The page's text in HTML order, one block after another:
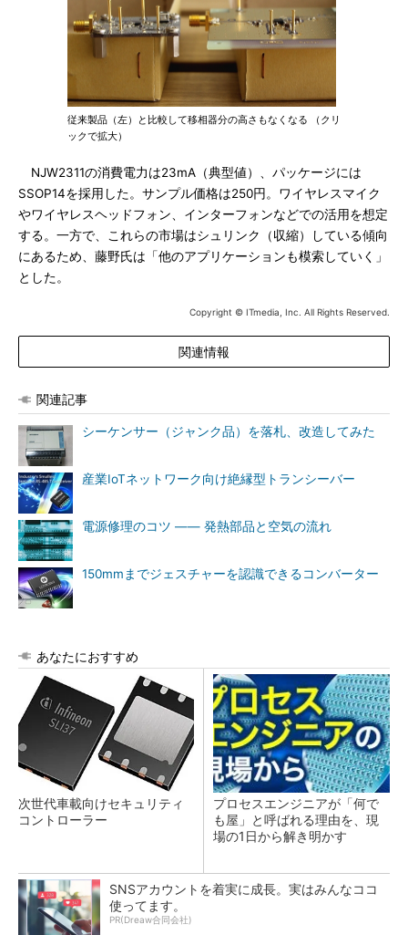
従来製品（左）と比較して移相器分の高さもなくなる （クリ
ックで拡大）
NJW2311の消費電力は23mA（典型値）、パッケージには
SSOP14を採用した。サンプル価格は250円。ワイヤレスマイク
やワイヤレスヘッドフォン、インターフォンなどでの活用を想定
する。一方で、これらの市場はシュリンク（収縮）している傾向
にあるため、藤野氏は「他のアプリケーションも模索していく」
とした。
Copyright © ITmedia, Inc. All Rights Reserved.
関連情報
関連記事
シーケンサー（ジャンク品）を落札、改造してみた
産業IoTネットワーク向け絶縁型トランシーバー
電源修理のコツ ―― 発熱部品と空気の流れ
150mmまでジェスチャーを認識できるコンバーター
あなたにおすすめ
次世代車載向けセキュリティ
コントローラー
プロセスエンジニアが「何で
も屋」と呼ばれる理由を、現
場の1日から解き明かす
SNSアカウントを着実に成長。実はみんなココ
使ってます。
PR(Dreaw合同会社)